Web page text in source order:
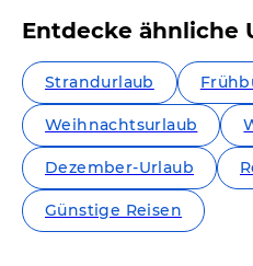
Entdecke ähnliche
Strandurlaub
Weihnachtsurlaub
Dezember-Urlaub
Günstige Reisen